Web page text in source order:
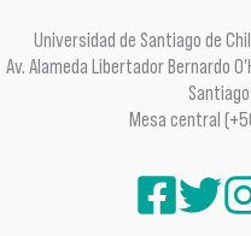
Universidad de Santiago de
Av. Alameda Libertador Bernardo
Mesa central